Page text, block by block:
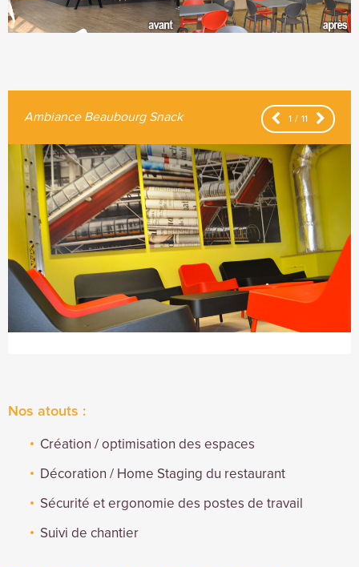
1 / 11
Ambiance Beaubourg Snack
Nos atouts :
Création / optimisation des espaces
Décoration / Home Staging du restaurant
Sécurité et ergonomie des postes de travail
Suivi de chantier